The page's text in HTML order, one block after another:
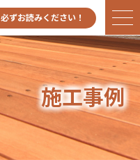
必ずお読みください！
施工事例